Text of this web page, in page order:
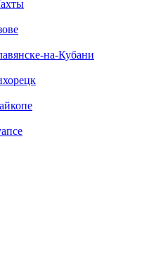
на-Кубани